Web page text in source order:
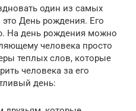
один из самых
День рождения. Его
На день рождения можно
человека просто
теплых слов, которые
человека за его
день: